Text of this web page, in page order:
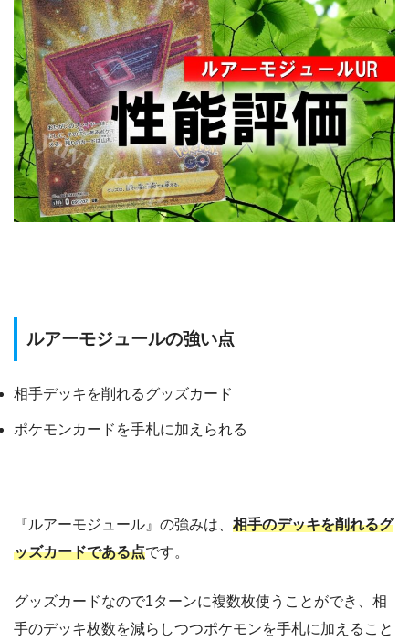
ルアーモジュールの強い点
相手デッキを削れるグッズカード
ポケモンカードを手札に加えられる
『ルアーモジュール』の強みは、 相手のデッキを削れるグ
ッズカードである点です。
グッズカードなので1ターンに複数枚使うことができ、相
手のデッキ枚数を減らしつつポケモンを手札に加えること